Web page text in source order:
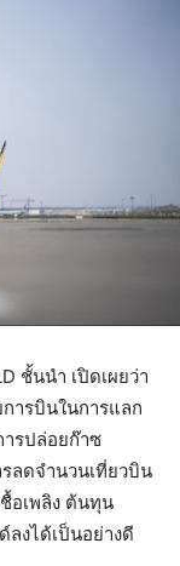
ชั้นนำ เปิดเผยว่า
ารบินในการแลก
ารปล่อยก๊าซ
ลดจำนวนเที่ยวบิน
อเพลิง ต้นทุน
งได้เป็นอย่างดี